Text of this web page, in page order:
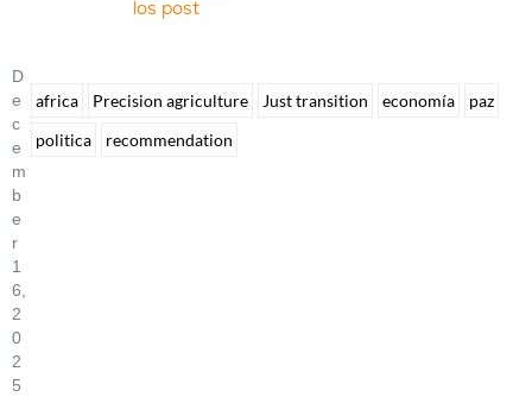
los post
D
E
C
E
M
B
E
R
1
6,
2
0
2
5
africa Precision agriculture Just transition economía
paz
politica
recommendation